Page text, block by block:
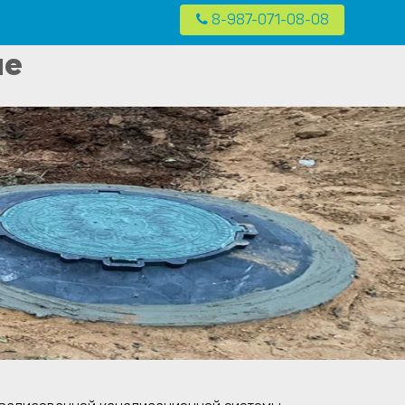
частных домах в Москве и Московской области
8-987-071-08-08